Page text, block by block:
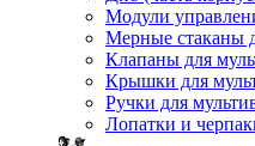
Модули
Мерные стаканы
Клапаны для
Крышки для
Ручки для
Лопатки и